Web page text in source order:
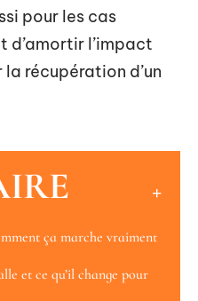
pour les cas
l’impact
récupération d’un
ça marche vraiment
et ce qu’il change pour